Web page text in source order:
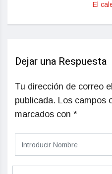
El
Dejar una Respuesta
Tu dirección de correo
publicada. Los campos
marcados con *